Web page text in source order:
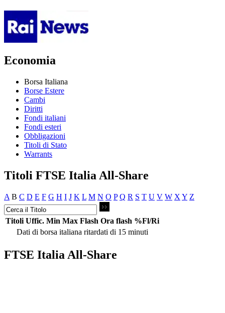
Economia
Borsa Italiana
Borse Estere
Cambi
Diritti
Fondi italiani
Fondi esteri
Obbligazioni
Titoli di Stato
Warrants
Titoli FTSE Italia All-Share
A B C D E F G H I J K L M N O P Q R S T U V W X Y Z
Titoli Uffic. Min Max Flash Ora flash %Fl/Ri
Dati di borsa italiana ritardati di 15 minuti
FTSE Italia All-Share